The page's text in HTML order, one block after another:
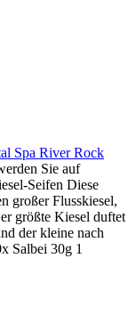
Spa River Rock
Sie auf
Seifen Diese
großer Flusskiesel,
größte Kiesel duftet
der kleine nach
Salbei 30g 1